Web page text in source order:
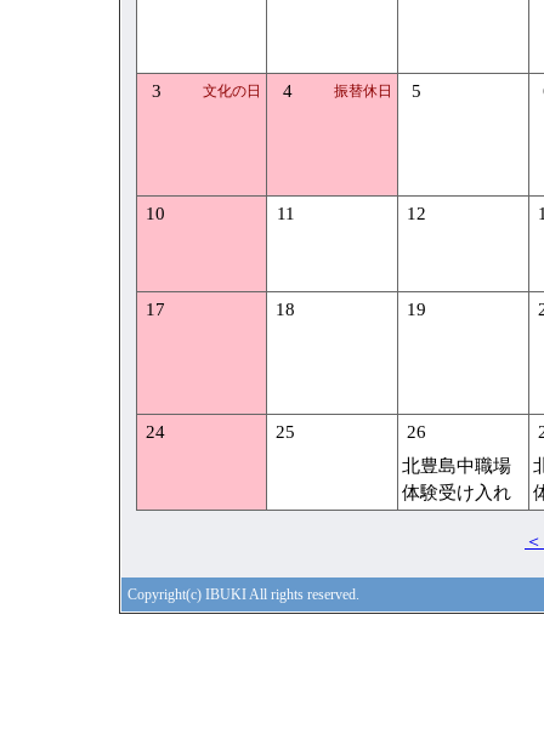
3 文化の日 4 振替休日 5
10 11 12
17 18 19
24 25
26
北豊島中職場
体験受け入れ
Copyright(c) IBUKI All rights reserved.